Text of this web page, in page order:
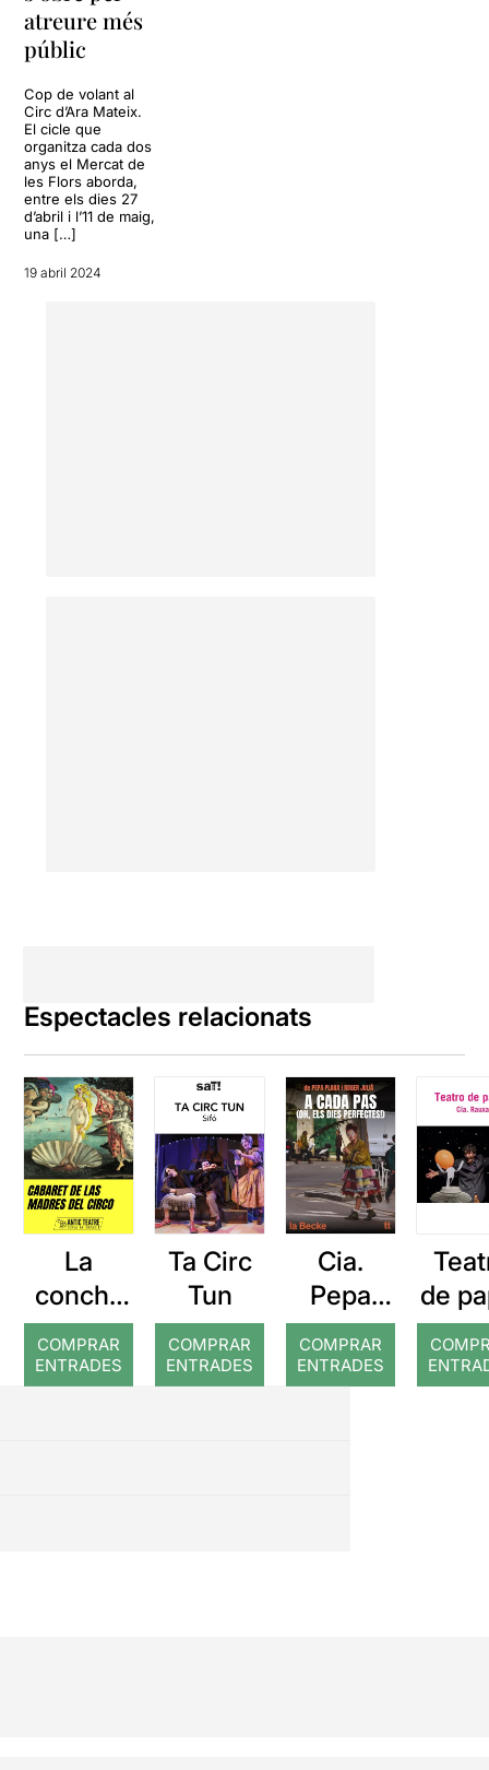
atreure més
públic
Cop de volant al
Circ d’Ara Mateix.
El cicle que
organitza cada dos
anys el Mercat de
les Flors aborda,
entre els dies 27
d’abril i l’11 de maig,
una […]
19 abril 2024
Espectacles relacionats
La
concha
de tu
madre
Cabaret
COMPRAR
ENTRADES
Ta Circ
Tun
COMPRAR
ENTRADES
Cia.
Pepa
Plana: A
cada pas
COMPRAR
ENTRADES
de